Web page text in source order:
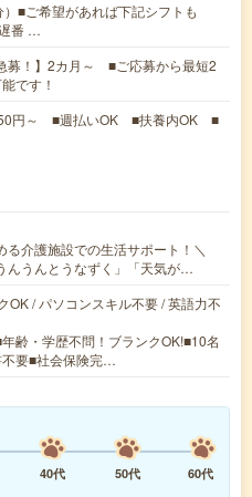
■ご希望があれば下記シフトも
番 …
募！】2カ月～ ■ご応募から最短2
です！
円～ ■週払いOK ■扶養内OK ■
る介護施設での生活サポート！＼
んうんとうなずく」「天気が…
OK / パソコンスキル不要 / 英語力不
齢・学歴不問！ブランクOK!■10名
不要■社会保険完…
40代 50代
60代